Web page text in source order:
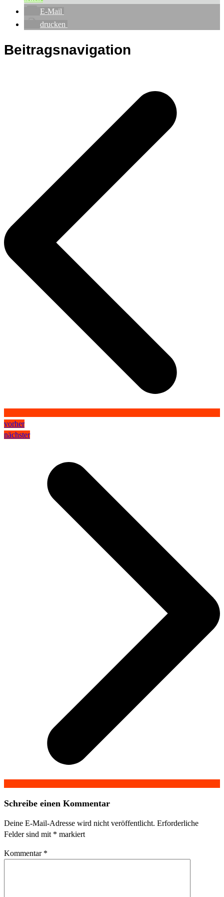
E-Mail
drucken
Beitragsnavigation
vorher
nächster
Schreibe einen Kommentar
Deine E-Mail-Adresse wird nicht veröffentlicht. Erforderliche
Felder sind mit * markiert
Kommentar *